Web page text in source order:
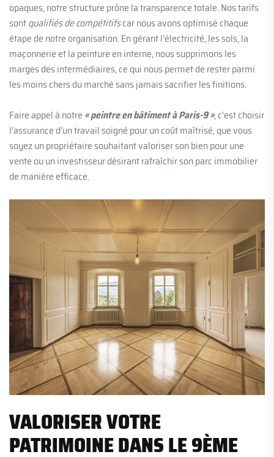
opaques, notre structure prône la transparence totale. Nos tarifs
sontqualifiés de compétitifscar nous avons optimisé chaque
étape de notre organisation. En gérant l’électricité, les sols, la
maçonnerie et la peinture en interne, nous supprimons les
marges des intermédiaires, ce qui nous permet de rester parmi
les moins chers du marché sans jamais sacrifier les finitions.
Faire appel à notre « peintre en bâtiment à Paris-9 », c’est choisir
l’assurance d’un travail soigné pour un coût maîtrisé, que vous
soyez un propriétaire souhaitant valoriser son bien pour une
vente ou un investisseur désirant rafraîchir son parc immobilier
de manière efficace.
VALORISER VOTRE
PATRIMOINE DANS LE 9ÈME